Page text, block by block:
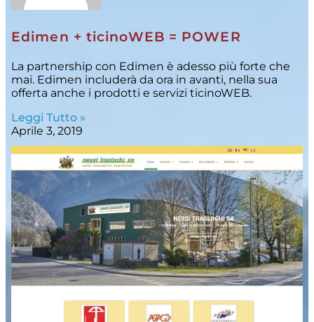
Edimen + ticinoWEB = POWER
La partnership con Edimen è adesso più forte che
mai. Edimen includerà da ora in avanti, nella sua
offerta anche i prodotti e servizi ticinoWEB.
Leggi Tutto »
Aprile 3, 2019